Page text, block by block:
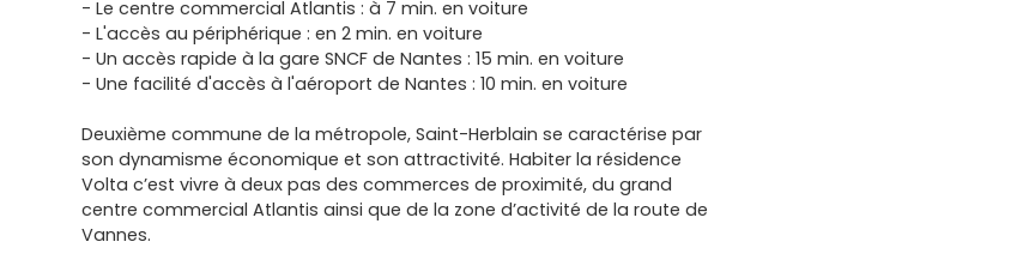
- Le centre commercial Atlantis : à 7 min. en voiture
- L'accès au périphérique : en 2 min. en voiture
- Un accès rapide à la gare SNCF de Nantes : 15 min. en voiture
- Une facilité d'accès à l'aéroport de Nantes : 10 min. en voiture
Deuxième commune de la métropole, Saint-Herblain se caractérise par
son dynamisme économique et son attractivité. Habiter la résidence
Volta c’est vivre à deux pas des commerces de proximité, du grand
centre commercial Atlantis ainsi que de la zone d’activité de la route de
Vannes.